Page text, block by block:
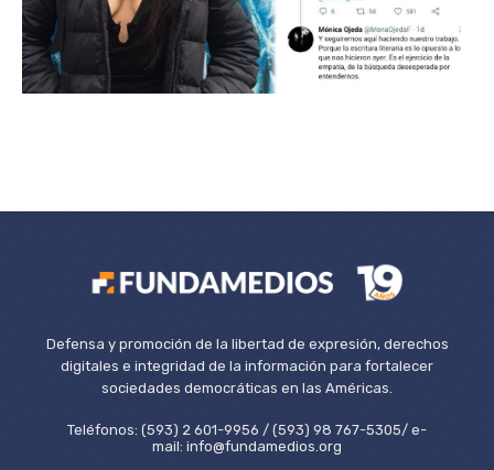
Defensa y promoción de la libertad de expresión, derechos
digitales e integridad de la información para fortalecer
sociedades democráticas en las Américas.
Teléfonos: (593) 2 601-9956 / (593) 98 767-5305/ e-
mail: info@fundamedios.org